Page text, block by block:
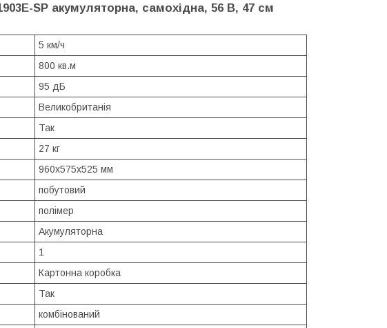
SP акумуляторна, самохідна, 56 В, 47 см
5 км/ч
800 кв.м
95 дБ
Великобританія
Так
27 кг
960x575x525 мм
побутовий
полімер
Акумуляторна
1
Картонна коробка
Так
комбінований